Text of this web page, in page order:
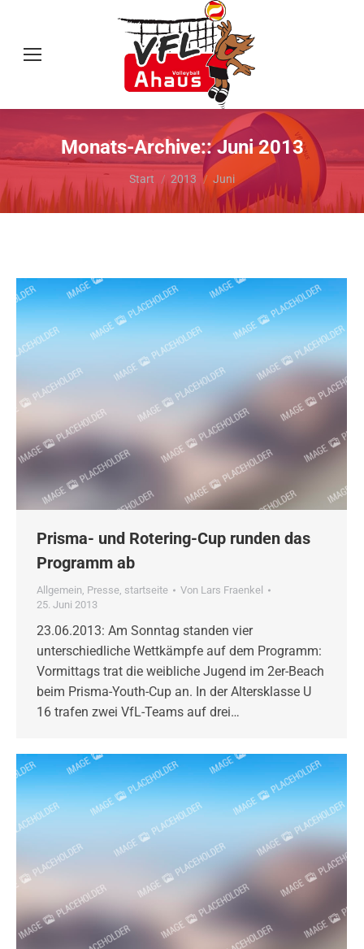
Monats-Archive::Juni 2013
Sie befinden sich hier:
Start 2013 Juni
Prisma- und Rotering-Cup runden das
Programm ab
Allgemein, Presse, startseite Von Lars Fraenkel
25. Juni 2013
23.06.2013: Am Sonntag standen vier
unterschiedliche Wettkämpfe auf dem Programm:
Vormittags trat die weibliche Jugend im 2er-Beach
beim Prisma-Youth-Cup an. In der Altersklasse U
16 trafen zwei VfL-Teams auf drei…